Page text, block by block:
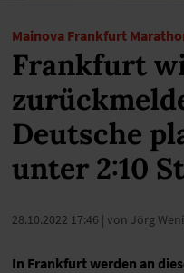
Mainova Frankfurt
Frankfurt
Deutsche
unter 2:10
28.10.2022 17:46 | von Jörg
In Frankfurt werden an